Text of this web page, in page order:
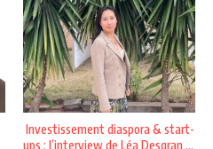
Investissement diaspora & start-
ups : l’interview de Léa Desgran ...